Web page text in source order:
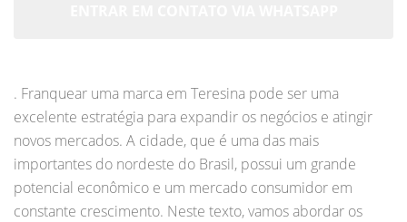
. Franquear uma marca em Teresina pode ser uma
excelente estratégia para expandir os negócios e atingir
novos mercados. A cidade, que é uma das mais
importantes do nordeste do Brasil, possui um grande
potencial econômico e um mercado consumidor em
constante crescimento. Neste texto, vamos abordar os